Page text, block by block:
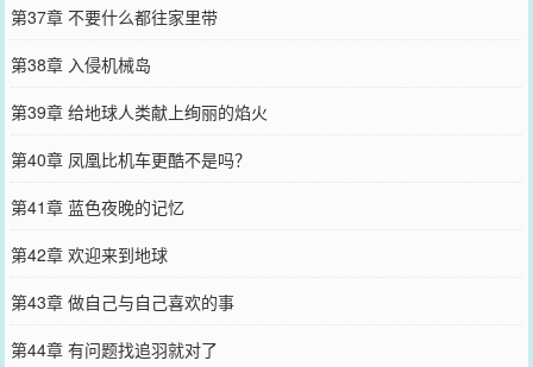
第37章 不要什么都往家里带
第38章 入侵机械岛
第39章 给地球人类献上绚丽的焰火
第40章 凤凰比机车更酷不是吗？
第41章 蓝色夜晚的记忆
第42章 欢迎来到地球
第43章 做自己与自己喜欢的事
第44章 有问题找追羽就对了